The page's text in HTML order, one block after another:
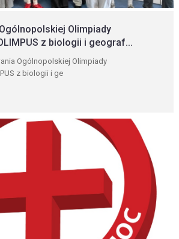
Olimpiady
z biologii i geograf...
Ogólnopolskiej Olimpiady
z biologii i ge